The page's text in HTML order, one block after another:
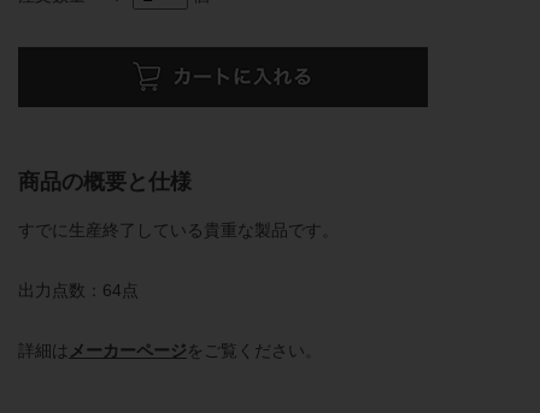
商品の概要と仕様
すでに生産終了している貴重な製品です。
出力点数：64点
詳細は メーカーページをご覧ください。